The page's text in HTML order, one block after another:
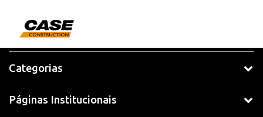
Categorias
Páginas Institucionais